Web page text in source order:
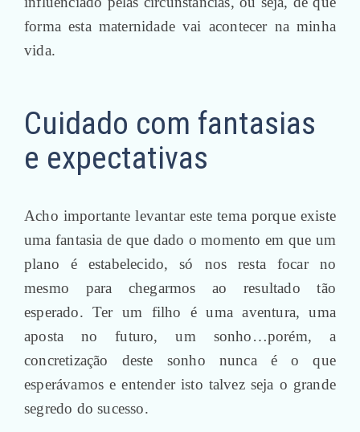
forma esta maternidade vai acontecer na minha
vida.
Cuidado com fantasias
e expectativas
Acho importante levantar este tema porque existe
uma fantasia de que dado o momento em que um
plano é estabelecido, só nos resta focar no
mesmo para chegarmos ao resultado tão
esperado. Ter um filho é uma aventura, uma
aposta no futuro, um sonho…porém, a
concretização deste sonho nunca é o que
esperávamos e entender isto talvez seja o grande
segredo do sucesso.